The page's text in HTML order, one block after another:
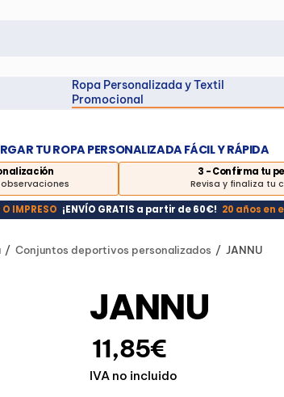
Ropa Personalizada y Textil
Promocional
TU ROPA PERSONALIZADA FÁCIL Y RÁPIDA
3 - Confirma tu
Revisa y finaliza tu
IMPRESO ¡ENVÍO GRATIS a partir de 60€! 20 años en
Conjuntos deportivos personalizados JANNU
JANNU
11,85€
IVA no incluido